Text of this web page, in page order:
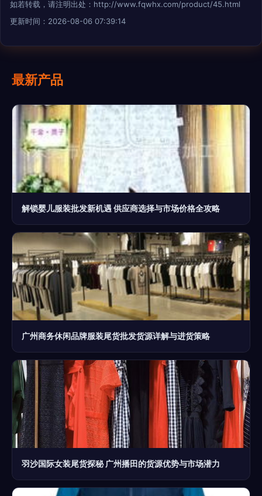
如若转载，请注明出处：http://www.fqwhx.com/product/45.html
更新时间：2026-08-06 07:39:14
最新产品
解锁婴儿服装批发新机遇 供应商选择与市场价格全攻略
广州商务休闲品牌服装尾货批发货源详解与进货策略
羽沙国际女装尾货探秘 广州播田的货源优势与市场潜力